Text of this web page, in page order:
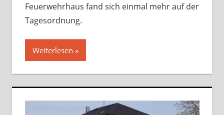
Feuerwehrhaus fand sich einmal mehr auf der
Tagesordnung.
Weiterlesen